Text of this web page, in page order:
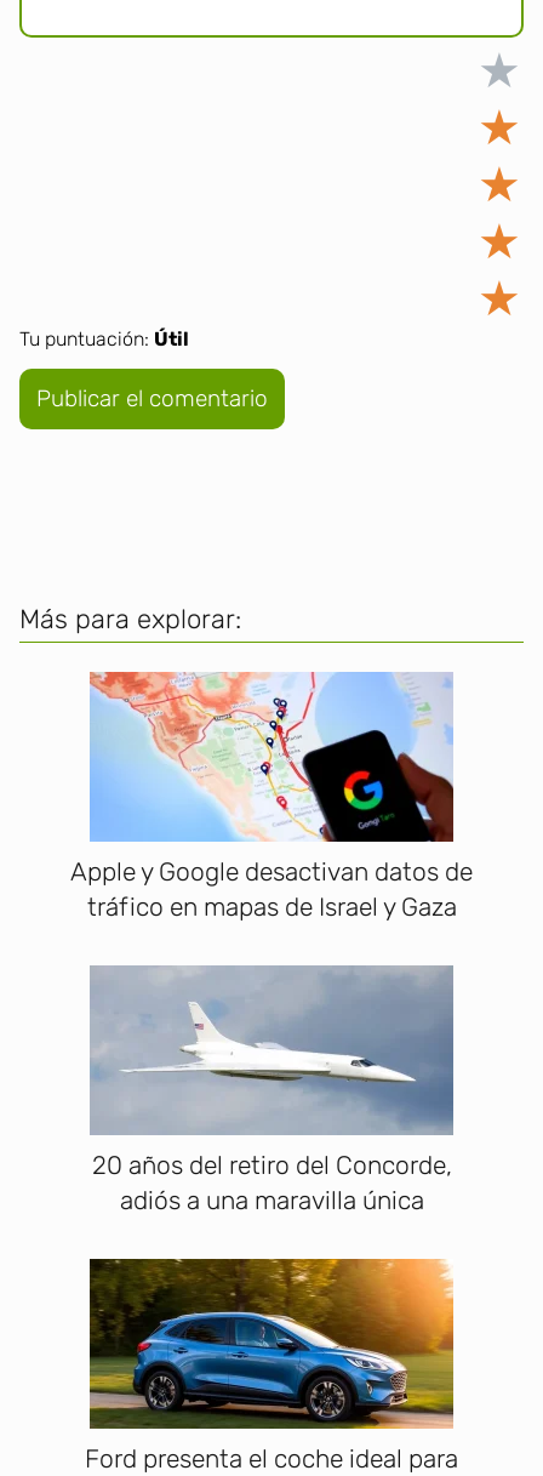
★
★
★
★
★
Tu puntuación: Útil
Más para explorar:
Apple y Google desactivan datos de
tráfico en mapas de Israel y Gaza
20 años del retiro del Concorde,
adiós a una maravilla única
Ford presenta el coche ideal para